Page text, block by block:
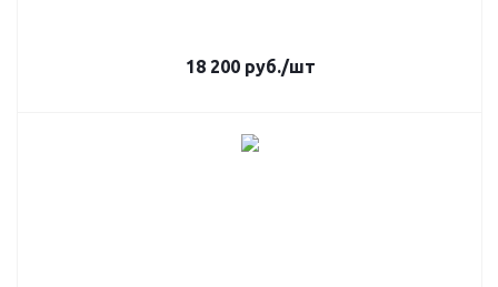
18 200руб./шт